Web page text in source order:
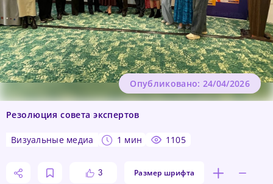
Резолюция совета экспертов
визуальные медиа 1 мин 1105
3 Размер шрифта
Опубликовано: 24/04/2026